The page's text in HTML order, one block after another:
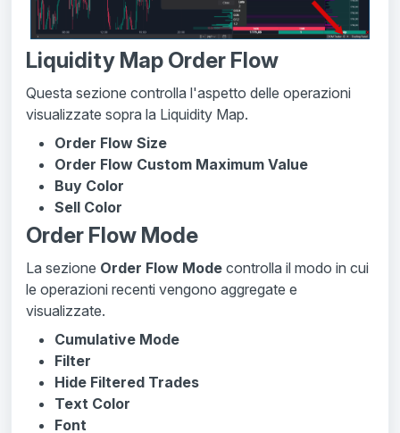
Liquidity Map Order Flow
Questa sezione controlla l'aspetto delle operazioni
visualizzate sopra la Liquidity Map.
Order Flow Size
Order Flow Custom Maximum Value
Buy Color
Sell Color
Order Flow Mode
La sezione Order Flow Mode controlla il modo in cui
le operazioni recenti vengono aggregate e
visualizzate.
Cumulative Mode
Filter
Hide Filtered Trades
Text Color
Font